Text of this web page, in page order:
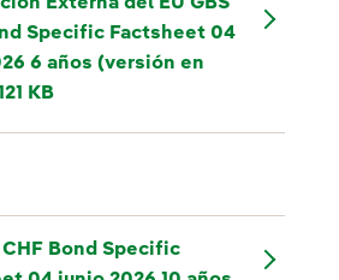
Specific Factsheet 04
6 años (versión en
KB
CHF Bond Specific